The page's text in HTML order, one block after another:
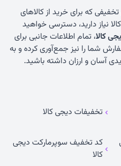
که برای خرید از کالاهای
نیاز دارید، دسترسی خواهید
کالا، تمام اطلاعات جانبی برای
شما را نیز جمع‌آوری کرده و به
آسان و ارزان داشته باشید.
تخفیفات دیجی کالا
کد تخفیف سوپرمارکت دیجی
کالا